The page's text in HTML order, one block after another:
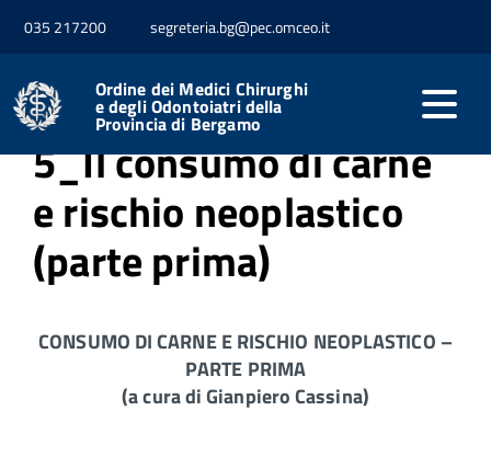
035 217200 segreteria.bg@pec.omceo.it
Ordine dei Medici Chirurghi
e degli Odontoiatri della
Provincia di Bergamo
Home Media EcoSalute
5_Il consumo di carne
e rischio neoplastico
(parte prima)
CONSUMO DI CARNE E RISCHIO NEOPLASTICO –
PARTE PRIMA
(a cura di Gianpiero Cassina)